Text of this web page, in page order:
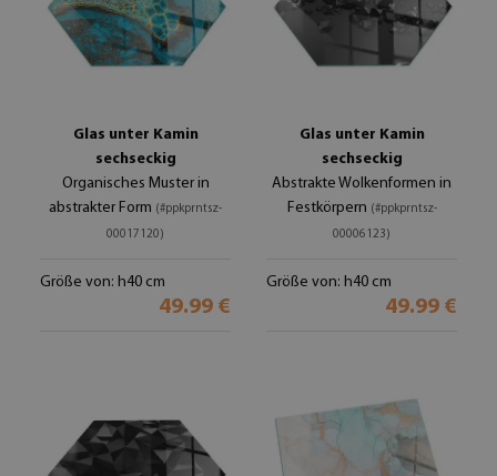
Glas unter Kamin
sechseckig
Organisches Muster in
abstrakter Form (#ppkprntsz-
00017120)
Größe von: h40 cm
49.99 €
Glas unter Kamin
sechseckig
Abstrakte Wolkenformen in
Festkörpern (#ppkprntsz-
00006123)
Größe von: h40 cm
49.99 €